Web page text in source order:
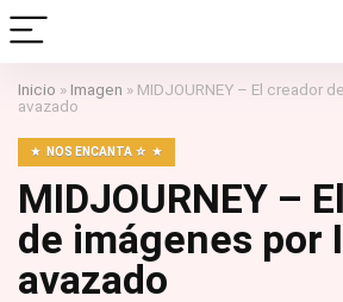
Inicio » Imagen » MIDJOURNEY – El creador
avazado
NOS ENCANTA ☆
MIDJOURNEY –
de imágenes por
avazado